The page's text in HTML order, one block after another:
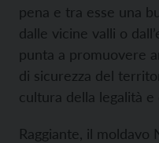
pena e tra esse una
dalle vicine valli o
punta a promuovere
di sicurezza del
cultura della legalità e
Raggiante, il moldavo